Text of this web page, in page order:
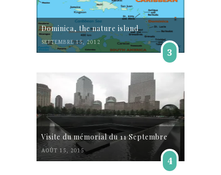
Dominica, the nature island
SEPTEMBRE 15, 2012
3
Visite du mémorial du 11 Septembre
AOÛT 15, 2015
4